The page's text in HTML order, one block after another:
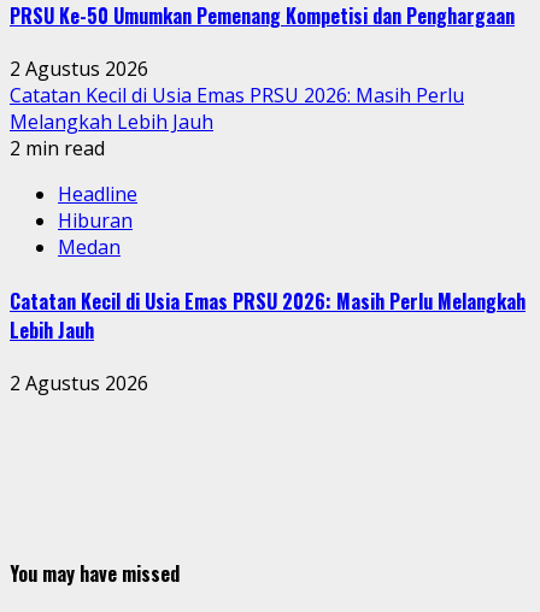
PRSU Ke-50 Umumkan Pemenang Kompetisi dan Penghargaan
2 Agustus 2026
Catatan Kecil di Usia Emas PRSU 2026: Masih Perlu
Melangkah Lebih Jauh
2 min read
Headline
Hiburan
Medan
Catatan Kecil di Usia Emas PRSU 2026: Masih Perlu Melangkah
Lebih Jauh
2 Agustus 2026
You may have missed